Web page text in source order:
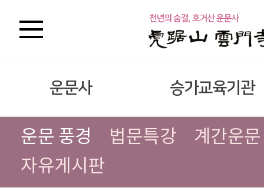
운문사 승가교육기관
운문 풍경 법문특강
계간운문
자유게시판